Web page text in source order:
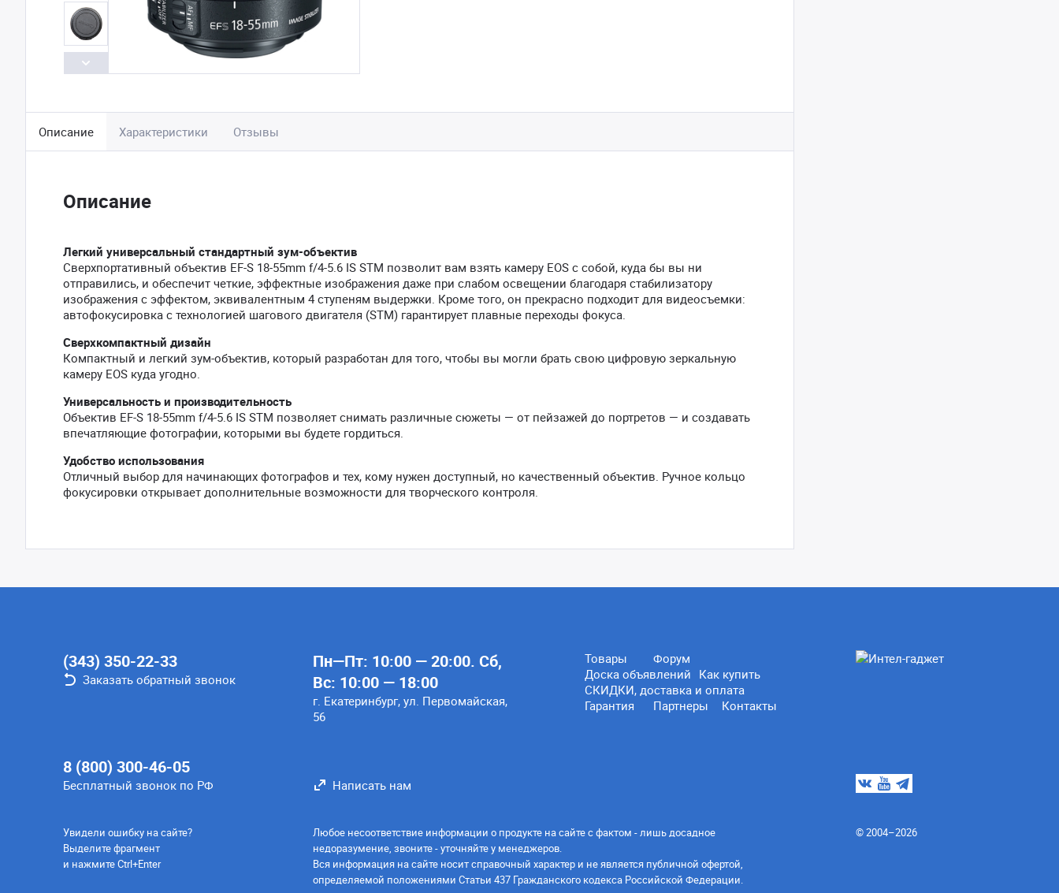
Описание Характеристики Отзывы
Описание
Легкий универсальный стандартный зум-объектив
Сверхпортативный объектив EF-S 18-55mm f/4-5.6 IS STM позволит вам взять камеру EOS с собой, куда бы вы ни
отправились, и обеспечит четкие, эффектные изображения даже при слабом освещении благодаря стабилизатору
изображения с эффектом, эквивалентным 4 ступеням выдержки. Кроме того, он прекрасно подходит для видеосъемки:
автофокусировка с технологией шагового двигателя (STM) гарантирует плавные переходы фокуса.
Сверхкомпактный дизайн
Компактный и легкий зум-объектив, который разработан для того, чтобы вы могли брать свою цифровую зеркальную
камеру EOS куда угодно.
Универсальность и производительность
Объектив EF-S 18-55mm f/4-5.6 IS STM позволяет снимать различные сюжеты — от пейзажей до портретов — и создавать
впечатляющие фотографии, которыми вы будете гордиться.
Удобство использования
Отличный выбор для начинающих фотографов и тех, кому нужен доступный, но качественный объектив. Ручное кольцо
фокусировки открывает дополнительные возможности для творческого контроля.
(343) 350-22-33
Заказать обратный звонок
8 (800) 300-46-05
Бесплатный звонок по РФ
Пн—Пт: 10:00 — 20:00. Сб,
Вс: 10:00 — 18:00
г. Екатеринбург, ул. Первомайская,
56
Товары
Форум
Доска объявлений Как купить
СКИДКИ, доставка и оплата
Гарантия
Партнеры Контакты
Написать нам
Увидели ошибку на сайте?
Выделите фрагмент
и нажмите Ctrl+Enter
Любое несоответствие информации о продукте на сайте с фактом - лишь досадное
недоразумение, звоните - уточняйте у менеджеров.
Вся информация на сайте носит справочный характер и не является публичной офертой,
определяемой положениями Статьи 437 Гражданского кодекса Российской Федерации.
© 2004–2026